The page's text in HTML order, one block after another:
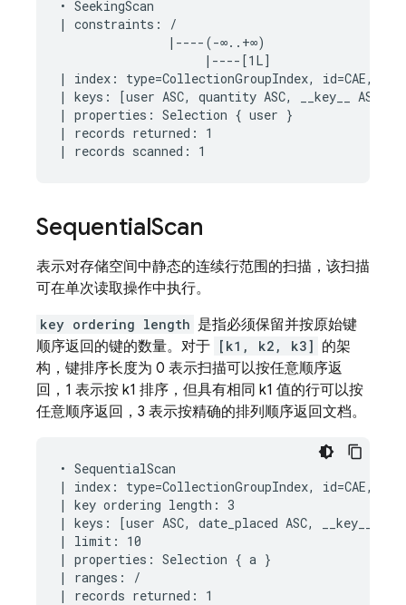
• SeekingScan
| constraints: /
               |----(-∞..+∞)
                    |----[1L]
| index: type=CollectionGroupIndex, id=CAE,
| keys: [user ASC, quantity ASC, __key__ ASC]
| properties: Selection { user }
| records returned: 1
SequentialScan
表示对存储空间中静态的连续行范围的扫描，该扫描
可在单次读取操作中执行。
key ordering length 是指必须保留并按原始键
顺序返回的键的数量。对于 [k1, k2, k3] 的架
构，键排序长度为 0 表示扫描可以按任意顺序返
回，1 表示按 k1 排序，但具有相同 k1 值的行可以按
任意顺序返回，3 表示按精确的排列顺序返回文档。
• SequentialScan
| index: type=CollectionGroupIndex, id=CAE,
| key ordering length: 3
| keys: [user ASC, date_placed ASC, __key__
| limit: 10
| properties: Selection { a }
| ranges: /
| records returned: 1